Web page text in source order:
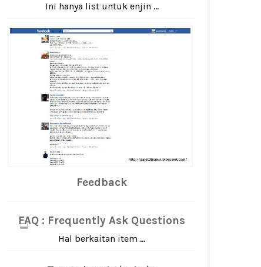
Ini hanya list untuk enjin ...
Feedback
FAQ : Frequently Ask Questions
Hal berkaitan item ...